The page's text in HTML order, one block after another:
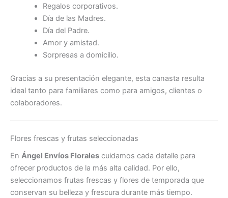
Regalos corporativos.
Día de las Madres.
Día del Padre.
Amor y amistad.
Sorpresas a domicilio.
Gracias a su presentación elegante, esta canasta resulta
ideal tanto para familiares como para amigos, clientes o
colaboradores.
Flores frescas y frutas seleccionadas
En Ángel Envíos Florales cuidamos cada detalle para
ofrecer productos de la más alta calidad. Por ello,
seleccionamos frutas frescas y flores de temporada que
conservan su belleza y frescura durante más tiempo.